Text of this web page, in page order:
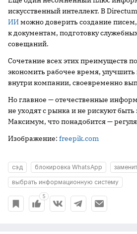
искусственный интеллект. В
ИИможно доверить создание
к документам, подготовку
совещаний.
Сочетание всех этих преимуществ
экономить рабочее время,
внутри компании, своевременно
Но главное — отечественные
не уходят с рынка и не рискуют
Максимум, что понадобится —
Изображение: freepik.com
сэд блокировка WhatsApp
выбрать информационную систему
5